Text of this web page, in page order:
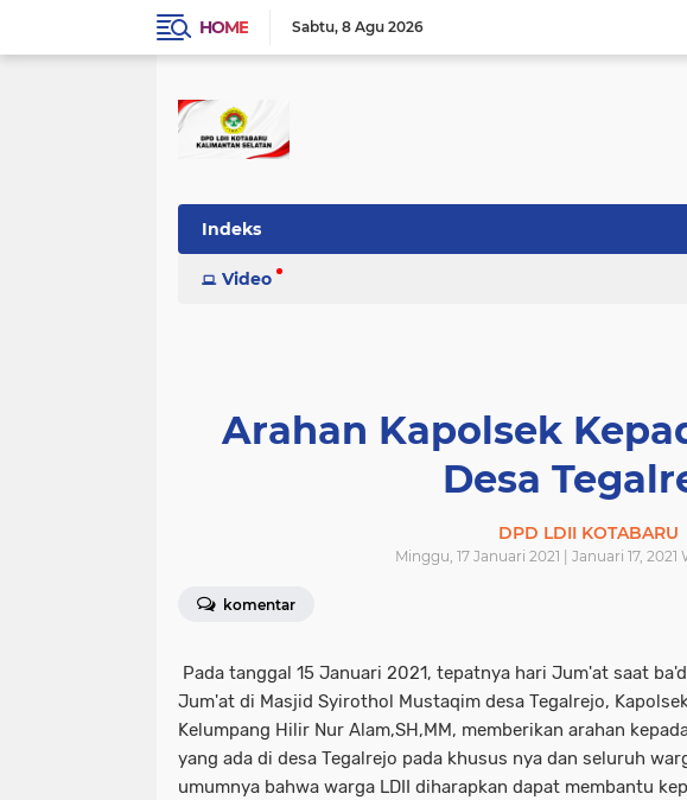
HOME Sabtu 8 Agu 2026
Indeks
Video
Arahan Kapolsek
Desa
DPD LDII KOTABARU
Minggu, 17 Januari 2021 | Januari 17, 2021
komentar
Pada tanggal 15 Januari 2021, tepatnya hari Jum'at saat
Jum'at di Masjid Syirothol Mustaqim desa Tegalrejo,
Kelumpang Hilir Nur Alam,SH,MM, memberikan arahan
yang ada di desa Tegalrejo pada khusus nya dan seluruh
umumnya bahwa warga LDII diharapkan dapat membantu